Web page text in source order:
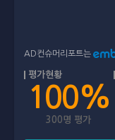
AD컨슈머리포트는
평가현황
100%
300명 평가